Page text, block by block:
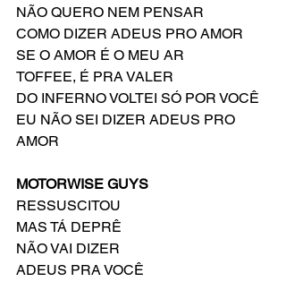
NÃO QUERO NEM PENSAR
COMO DIZER ADEUS PRO AMOR
SE O AMOR É O MEU AR
TOFFEE, É PRA VALER
DO INFERNO VOLTEI SÓ POR VOCÊ
EU NÃO SEI DIZER ADEUS PRO
AMOR
MOTORWISE GUYS
RESSUSCITOU
MAS TÁ DEPRÊ
NÃO VAI DIZER
ADEUS PRA VOCÊ